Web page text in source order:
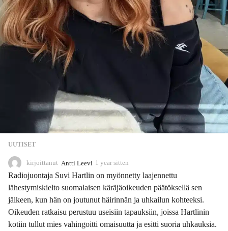
UUTISET
kirjoittanut Antti Leevi 1 year sitten
1
o
n
t
h
Radiojuontaja Suvi Hartlin on myönnetty laajennettu
lähestymiskielto suomalaisen käräjäoikeuden päätöksellä sen
jälkeen, kun hän on joutunut häirinnän ja uhkailun kohteeksi.
Oikeuden ratkaisu perustuu useisiin tapauksiin, joissa Hartlinin
kotiin tullut mies vahingoitti omaisuutta ja esitti suoria uhkauksia.